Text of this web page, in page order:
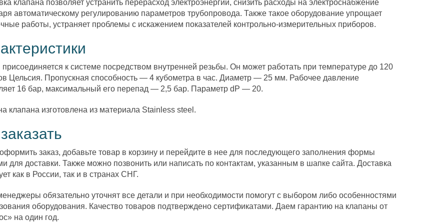
клапана позволяет устранить перерасход электроэнергии, снизить расходы на электроснабжение
автоматическому регулированию параметров трубопровода. Также такое оборудование упрощает
работы, устраняет проблемы с искажением показателей контрольно-измерительных приборов.
к системе посредством внутренней резьбы. Он может работать при температуре до 120
Цельсия. Пропускная способность — 4 кубометра в час. Диаметр — 25 мм. Рабочее давление
16 бар, максимальный его перепад — 2,5 бар. Параметр dP — 20.
клапана изготовлена из материала Stainless steel.
заказ, добавьте товар в корзину и перейдите в нее для последующего заполнения формы
для доставки. Также можно позвонить или написать по контактам, указанным в шапке сайта. Доставка
как в России, так и в странах СНГ.
обязательно уточнят все детали и при необходимости помогут с выбором либо особенностями
оборудования. Качество товаров подтверждено сертификатами. Даем гарантию на клапаны от
на один год.